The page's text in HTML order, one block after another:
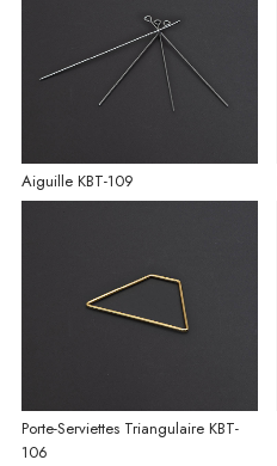
Aiguille KBT-109
Porte-Serviettes Triangulaire KBT-
106